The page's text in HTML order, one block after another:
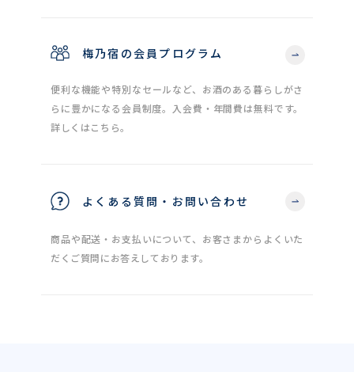
梅乃宿の会員プログラム
便利な機能や特別なセールなど、お酒のある暮らしがさ
らに豊かになる会員制度。入会費・年間費は無料です。
詳しくはこちら。
よくある質問・お問い合わせ
商品や配送・お支払いについて、お客さまからよくいた
だくご質問にお答えしております。